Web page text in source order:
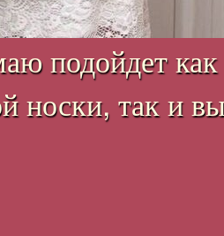
подойдет как
носки, так и